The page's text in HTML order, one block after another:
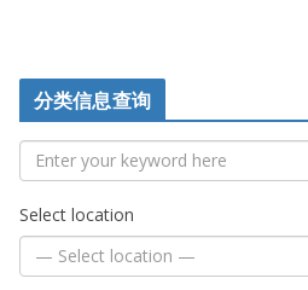
分类信息查询
Select location